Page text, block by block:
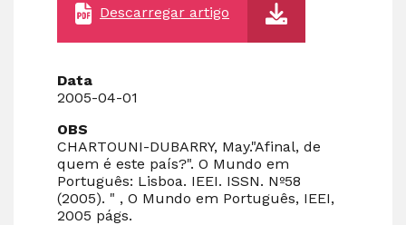
Descarregar artigo
Data
2005-04-01
OBS
CHARTOUNI-DUBARRY, May."Afinal, de
quem é este país?". O Mundo em
Português: Lisboa. IEEI. ISSN. Nº58
(2005). " , O Mundo em Português, IEEI,
2005 págs.